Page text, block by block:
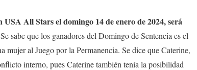
USA All Starsel domingo 14 de enero de 2024,será
sabe que los ganadores del Domingo de Sentencia es el
al Juego por la Permanencia. Se dice que Caterine,
interno, pues Caterine también tenía la posibilidad